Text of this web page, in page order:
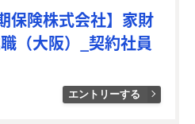
保険株式会社】家財
（大阪）_契約社員
エントリーする